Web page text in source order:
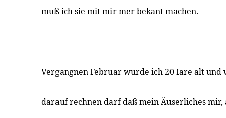
muß ich sie mit mir mer bekant machen.
Vergangnen Februar wurde ich 20 Iare alt und
darauf rechnen darf daß mein Äuserliches mir,